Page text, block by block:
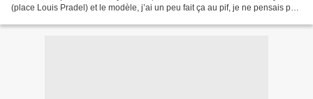
(place Louis Pradel) et le modèle, j’ai un peu fait ça au pif, je ne pensais pas